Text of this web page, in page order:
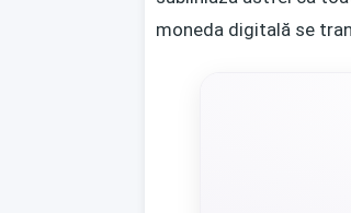
moneda digitală se